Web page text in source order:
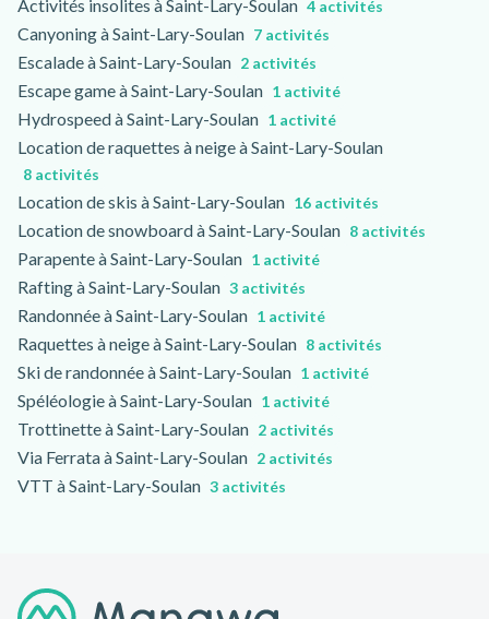
Activités insolites à Saint-Lary-Soulan 4 activités
Canyoning à Saint-Lary-Soulan 7 activités
Escalade à Saint-Lary-Soulan 2 activités
Escape game à Saint-Lary-Soulan 1 activité
Hydrospeed à Saint-Lary-Soulan 1 activité
Location de raquettes à neige à Saint-Lary-Soulan
8 activités
Location de skis à Saint-Lary-Soulan 16 activités
Location de snowboard à Saint-Lary-Soulan 8 activités
Parapente à Saint-Lary-Soulan 1 activité
Rafting à Saint-Lary-Soulan 3 activités
Randonnée à Saint-Lary-Soulan 1 activité
Raquettes à neige à Saint-Lary-Soulan 8 activités
Ski de randonnée à Saint-Lary-Soulan 1 activité
Spéléologie à Saint-Lary-Soulan 1 activité
Trottinette à Saint-Lary-Soulan 2 activités
Via Ferrata à Saint-Lary-Soulan 2 activités
VTT à Saint-Lary-Soulan 3 activités